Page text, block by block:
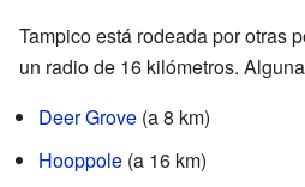
Tampico está rodeada por otras
un radio de 16 kilómetros.
Deer Grove (a 8 km)
Hooppole (a 16 km)